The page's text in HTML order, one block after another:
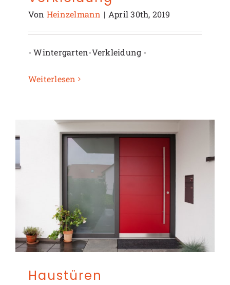
Von Heinzelmann | April 30th, 2019
- Wintergarten-Verkleidung -
Weiterlesen
Haustüren